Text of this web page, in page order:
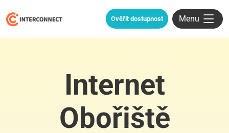
Ověřit dostupnost Menu
Internet
Obořiště